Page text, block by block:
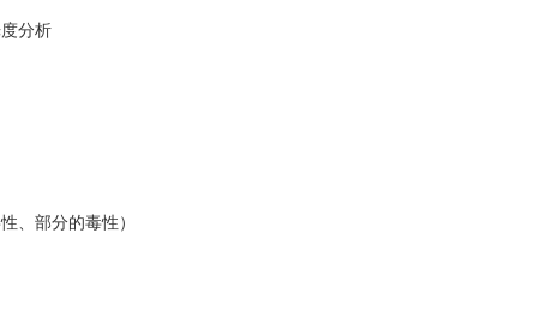
分析
、部分的毒性）